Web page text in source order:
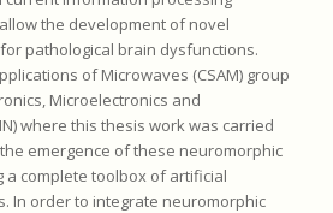
the development of novel
pathological brain dysfunctions.
of Microwaves (CSAM) group
Microelectronics and
where this thesis work was carried
emergence of these neuromorphic
a complete toolbox of artificial
In order to integrate neuromorphic